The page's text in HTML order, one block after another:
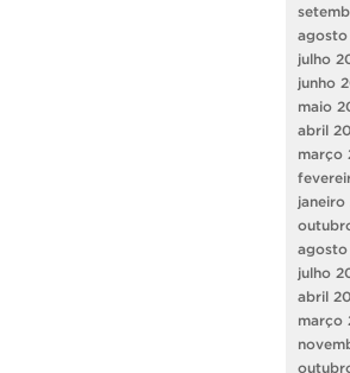
agosto
julho
junho
maio
abril
março
janeiro
agosto
julho
abril
março